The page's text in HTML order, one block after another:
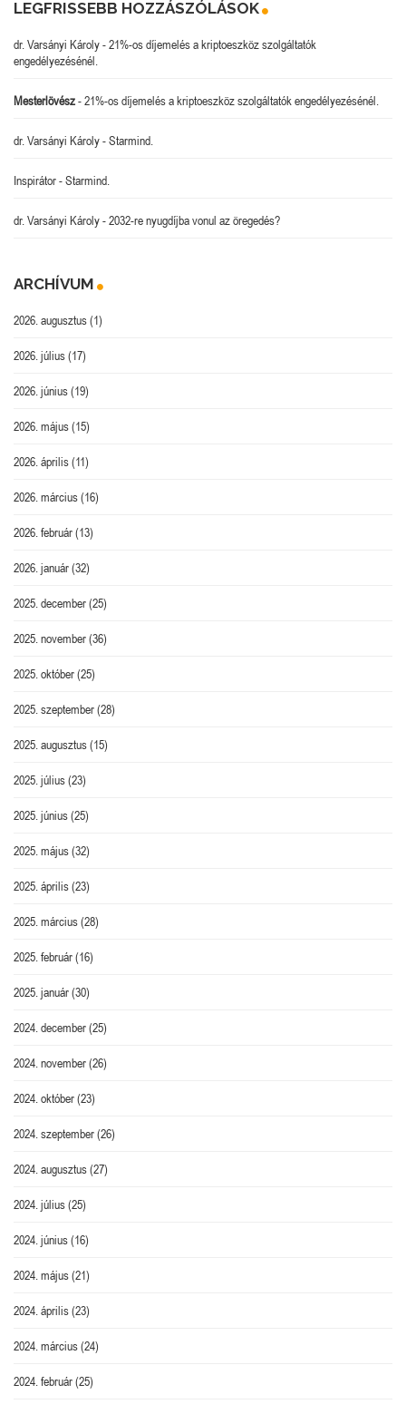
LEGFRISSEBB HOZZÁSZÓLÁSOK
dr. Varsányi Károly-21%-os díjemelés a kriptoeszköz szolgáltatók
engedélyezésénél.
Mesterlövész-21%-os díjemelés a kriptoeszköz szolgáltatók engedélyezésénél.
dr. Varsányi Károly-Starmind.
Inspirátor-Starmind.
dr. Varsányi Károly-2032-re nyugdíjba vonul az öregedés?
ARCHÍVUM
2026. augusztus(1)
2026. július(17)
2026. június(19)
2026. május(15)
2026. április(11)
2026. március(16)
2026. február(13)
2026. január(32)
2025. december(25)
2025. november(36)
2025. október(25)
2025. szeptember(28)
2025. augusztus(15)
2025. július(23)
2025. június(25)
2025. május(32)
2025. április(23)
2025. március(28)
2025. február(16)
2025. január(30)
2024. december(25)
2024. november(26)
2024. október(23)
2024. szeptember(26)
2024. augusztus(27)
2024. július(25)
2024. június(16)
2024. május(21)
2024. április(23)
2024. március(24)
2024. február(25)